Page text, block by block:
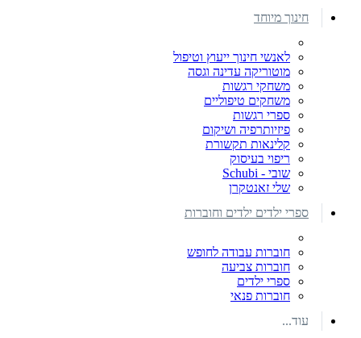
חינוך מיוחד
לאנשי חינוך ייעוץ וטיפול
מוטוריקה עדינה וגסה
משחקי רגשות
משחקים טיפוליים
ספרי רגשות
פיזיותרפיה ושיקום
קלינאות תקשורת
ריפוי בעיסוק
שובי - Schubi
שלי זאנטקרן
ספרי ילדים ילדים וחוברות
חוברות עבודה לחופש
חוברות צביעה
ספרי ילדים
חוברות פנאי
עוד...